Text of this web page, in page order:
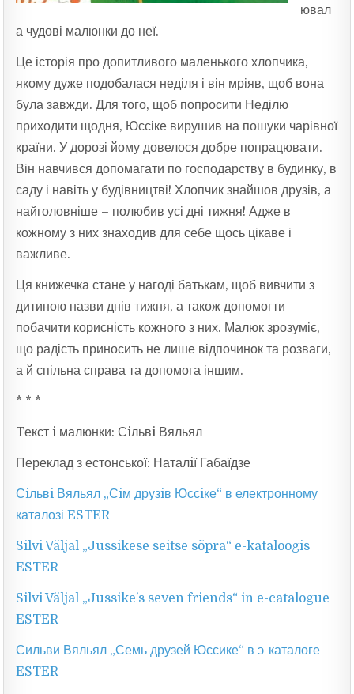
ювал
а чудові малюнки до неї.
Це історія про допитливого маленького хлопчика,
якому дуже подобалася неділя і він мріяв, щоб вона
була завжди. Для того, щоб попросити Неділю
приходити щодня, Юссіке вирушив на пошуки чарівної
країни. У дорозі йому довелося добре попрацювати.
Він навчився допомагати по господарству в будинку, в
саду і навіть у будівництві! Хлопчик знайшов друзів, а
найголовніше – полюбив усі дні тижня! Адже в
кожному з них знаходив для себе щось цікаве і
важливе.
Ця книжечка стане у нагоді батькам, щоб вивчити з
дитиною назви днів тижня, а також допомогти
побачити корисність кожного з них. Малюк зрозуміє,
що радість приносить не лише відпочинок та розваги,
а й спільна справа та допомога іншим.
* * *
Tекст i малюнки: Сiльвi Вяльял
Переклад з естонської: Наталiї Габаїдзе
Сiльвi Вяльял „Сiм друзiв Юссiке“ в електронному
каталозі ESTER
Silvi Väljal „Jussikese seitse sõpra“ e-kataloogis
ESTER
Silvi Väljal „Jussike’s seven friends“ in e-catalogue
ESTER
Сильви Вяльял „Семь друзей Юссике“ в э-каталоге
ESTER